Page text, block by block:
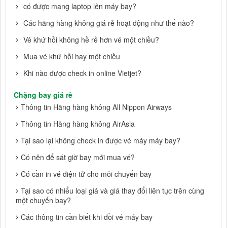
có được mang laptop lên máy bay?
Các hãng hàng không giá rẻ hoạt động như thế nào?
Vé khứ hồi không hề rẻ hơn vé một chiều?
Mua vé khứ hồi hay một chiều
Khi nào được check in online Vietjet?
Chặng bay giá rẻ
Thông tin Hãng hàng không All Nippon Airways
Thông tin Hãng hàng không AirAsia
Tại sao lại không check in được vé máy máy bay?
Có nên để sát giờ bay mới mua vé?
Có cần in vé điện tử cho mỗi chuyến bay
Tại sao có nhiểu loại giá và giá thay đổi liên tục trên cùng
một chuyến bay?
Các thông tin cần biết khi đồi vé máy bay